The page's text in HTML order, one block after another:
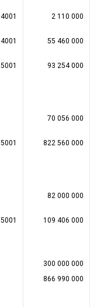
4001 2 110 000
4001 55 460 000
5001 93 254 000
70 056 000
5001 822 560 000
82 000 000
5001 109 406 000
300 000 000
866 990 000